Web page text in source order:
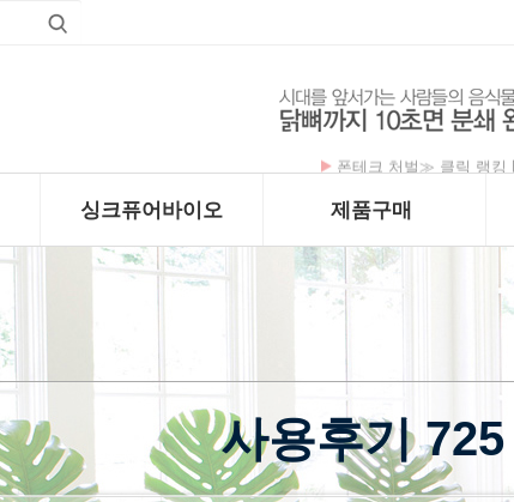
폰테크 처벌≫ 클릭 랭킹
싱크퓨어바이오
제품구매
하위분류
사용후기